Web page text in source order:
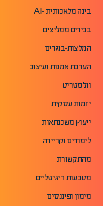
בינה מלאכותית -AI
בכירים ממליצים
המלצות-בוגרים
הערכת אמנות ועיצוב
וולסטריט
יזמות עסקית
ייעוץ משכנתאות
לימודים וקריירה
מהתקשורת
מטבעות דיגיטליים
מימון ופיננסים